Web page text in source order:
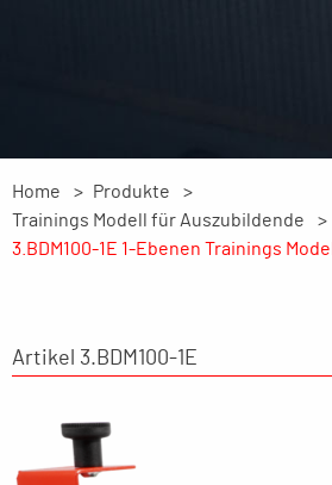
Home
Produkte
Trainings Modell für Auszubildende
3.BDM100-1E 1-Ebenen Trainings Modell
Artikel 3.BDM100-1E